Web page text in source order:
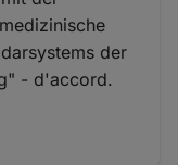
der
- d'accord.